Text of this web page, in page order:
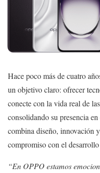
Hace poco más de cuatro
un objetivo claro: ofrecer
conecte con la vida real de
consolidando su presencia
combina diseño, innovación
compromiso con el
“En OPPO estamos